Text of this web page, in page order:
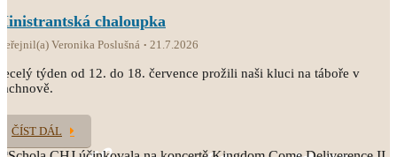
chaloupka
Veronika Poslušná 21.7.2026
týden od 12. do 18. července prožili naši kluci na táboře v
ČÍST DÁL